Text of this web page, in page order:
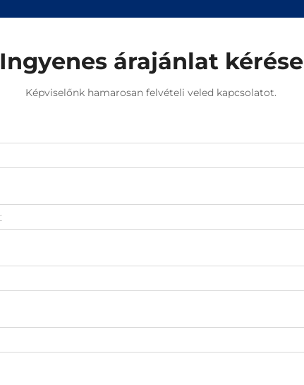
Ingyenes árajánlat kérése
Képviselőnk hamarosan felvételi veled kapcsolatot.